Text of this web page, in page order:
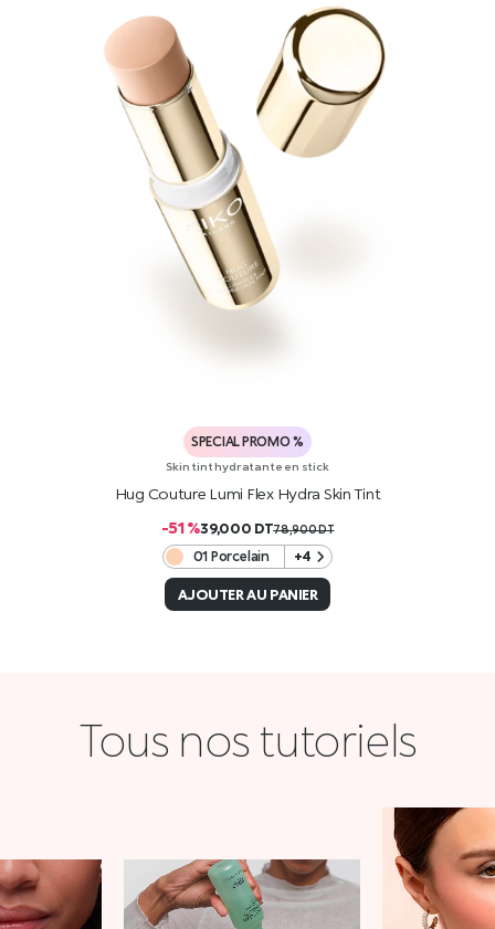
SPECIAL PROMO %
Skin tint hydratante en stick
Hug Couture Lumi Flex Hydra Skin Tint
-51 %39,000 DT78,900DT
01 Porcelain +4
AJOUTER AU PANIER
Tous nos tutoriels